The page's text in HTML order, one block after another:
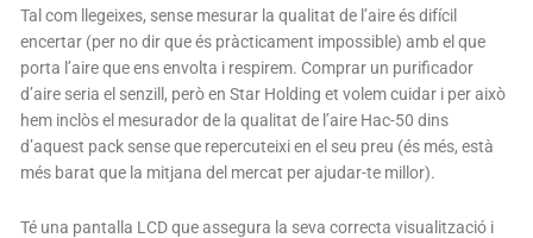
Tal com llegeixes, sense mesurar la qualitat de l’aire és difícil
encertar (per no dir que és pràcticament impossible) amb el que
porta l’aire que ens envolta i respirem. Comprar un purificador
d’aire seria el senzill, però en Star Holding et volem cuidar i per això
hem inclòs el mesurador de la qualitat de l’aire Hac-50 dins
d’aquest pack sense que repercuteixi en el seu preu (és més, està
més barat que la mitjana del mercat per ajudar-te millor).
Té una pantalla LCD que assegura la seva correcta visualització i